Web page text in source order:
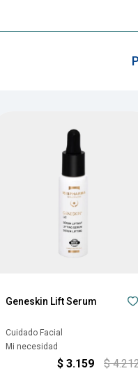
Geneskin Lift Serum
Cuidado Facial
Mi necesidad
$ 3.159 $